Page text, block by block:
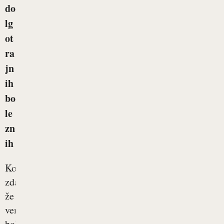
do
lg
ot
ra
jn
ih
bo
le
zn
ih
Kot
zdaj
že
vemo,